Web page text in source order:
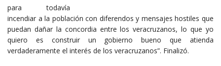
para todavía
incendiar a la población con diferendos y mensajes hostiles que
puedan dañar la concordia entre los veracruzanos, lo que yo
quiero es construir un gobierno bueno que atienda
verdaderamente el interés de los veracruzanos”. Finalizó.